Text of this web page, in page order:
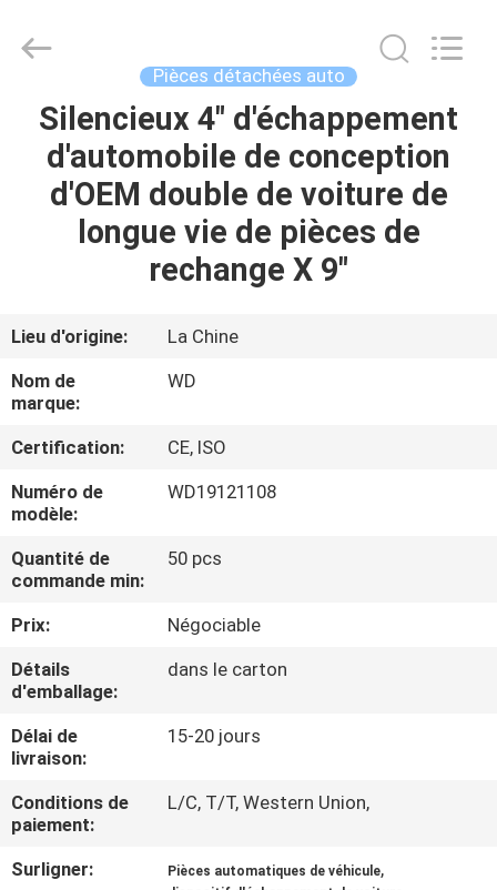
MAISON
À
PROPOS
DE
NOUS
VISITE
DE
L'USINE
CONTRÔLE
DE
QUALITÉ
NOUS
WOODOO
TRADE
Reserved.
Pièces détachées auto
Silencieux 4" d'échappement
d'automobile de conception
d'OEM double de voiture de
longue vie de pièces de
rechange X 9"
Lieu d'origine:
La Chine
Nom de
marque:
WD
Certification:
CE, ISO
Numéro de
modèle:
WD19121108
Quantité de
commande min:
50 pcs
Prix:
Négociable
Détails
d'emballage:
dans le carton
Délai de
livraison:
15-20 jours
Conditions de
paiement:
L/C, T/T, Western Union,
Surligner: Pièces automatiques de véhicule,